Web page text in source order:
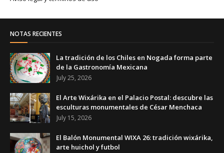
NOTAS RECIENTES
La tradición de los Chiles en Nogada forma parte
de la Gastronomía Mexicana
July 25, 2026
El Arte Wixárika en el Palacio Postal: descubre las
esculturas monumentales de César Menchaca
July 15, 2026
El Balón Monumental WIXA 26: tradición wixárika,
arte huichol y futbol